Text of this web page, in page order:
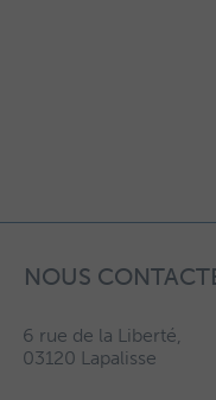
NOUS
6 rue de la Liberté,
03120 Lapalisse